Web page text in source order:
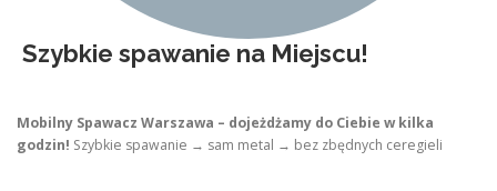
Szybkie spawanie na Miejscu!
Mobilny Spawacz Warszawa – dojeżdżamy do Ciebie w kilka
godzin! Szybkie spawanie → sam metal → bez zbędnych ceregieli